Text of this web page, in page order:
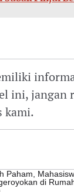
ini,
kami.
Paham,
di